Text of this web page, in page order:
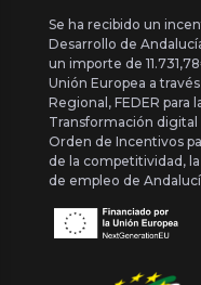
Se ha recibido un
Desarrollo de
un importe de
Unión Europea a
Regional, FEDER para
Transformación digital
Orden de Incentivos
de la competitividad,
de empleo de